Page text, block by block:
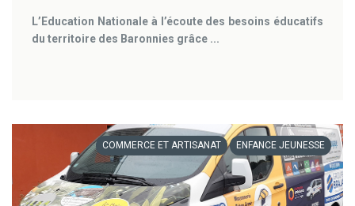
L’Education Nationale à l’écoute des besoins éducatifs
du territoire des Baronnies grâce ...
COMMERCE ET ARTISANAT ENFANCE JEUNESSE